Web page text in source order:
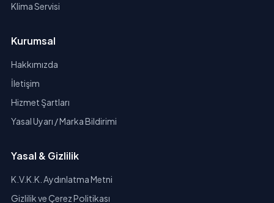
Klima Servisi
Kurumsal
Hakkımızda
İletişim
Hizmet Şartları
Yasal Uyarı / Marka Bildirimi
Yasal & Gizlilik
K.V.K.K. Aydınlatma Metni
Gizlilik ve Çerez Politikası